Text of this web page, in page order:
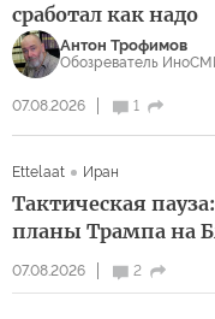
сработал как надо
Антон Трофимов
Обозреватель
07.08.2026 1
07.08.2026 2
Ettelaat Иран
Тактическая
планы Трампа на